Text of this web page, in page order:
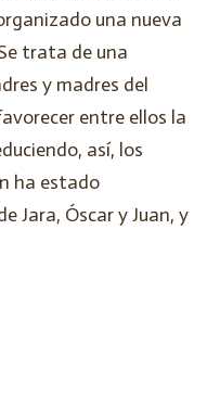
una nueva
trata de una
y madres del
entre ellos la
así, los
ha estado
Jara, Óscar y Juan, y